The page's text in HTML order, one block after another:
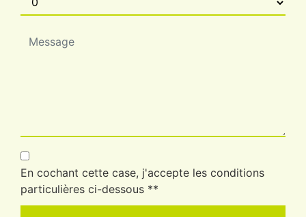
En cochant cette case, j'accepte les conditions
particulières ci-dessous **